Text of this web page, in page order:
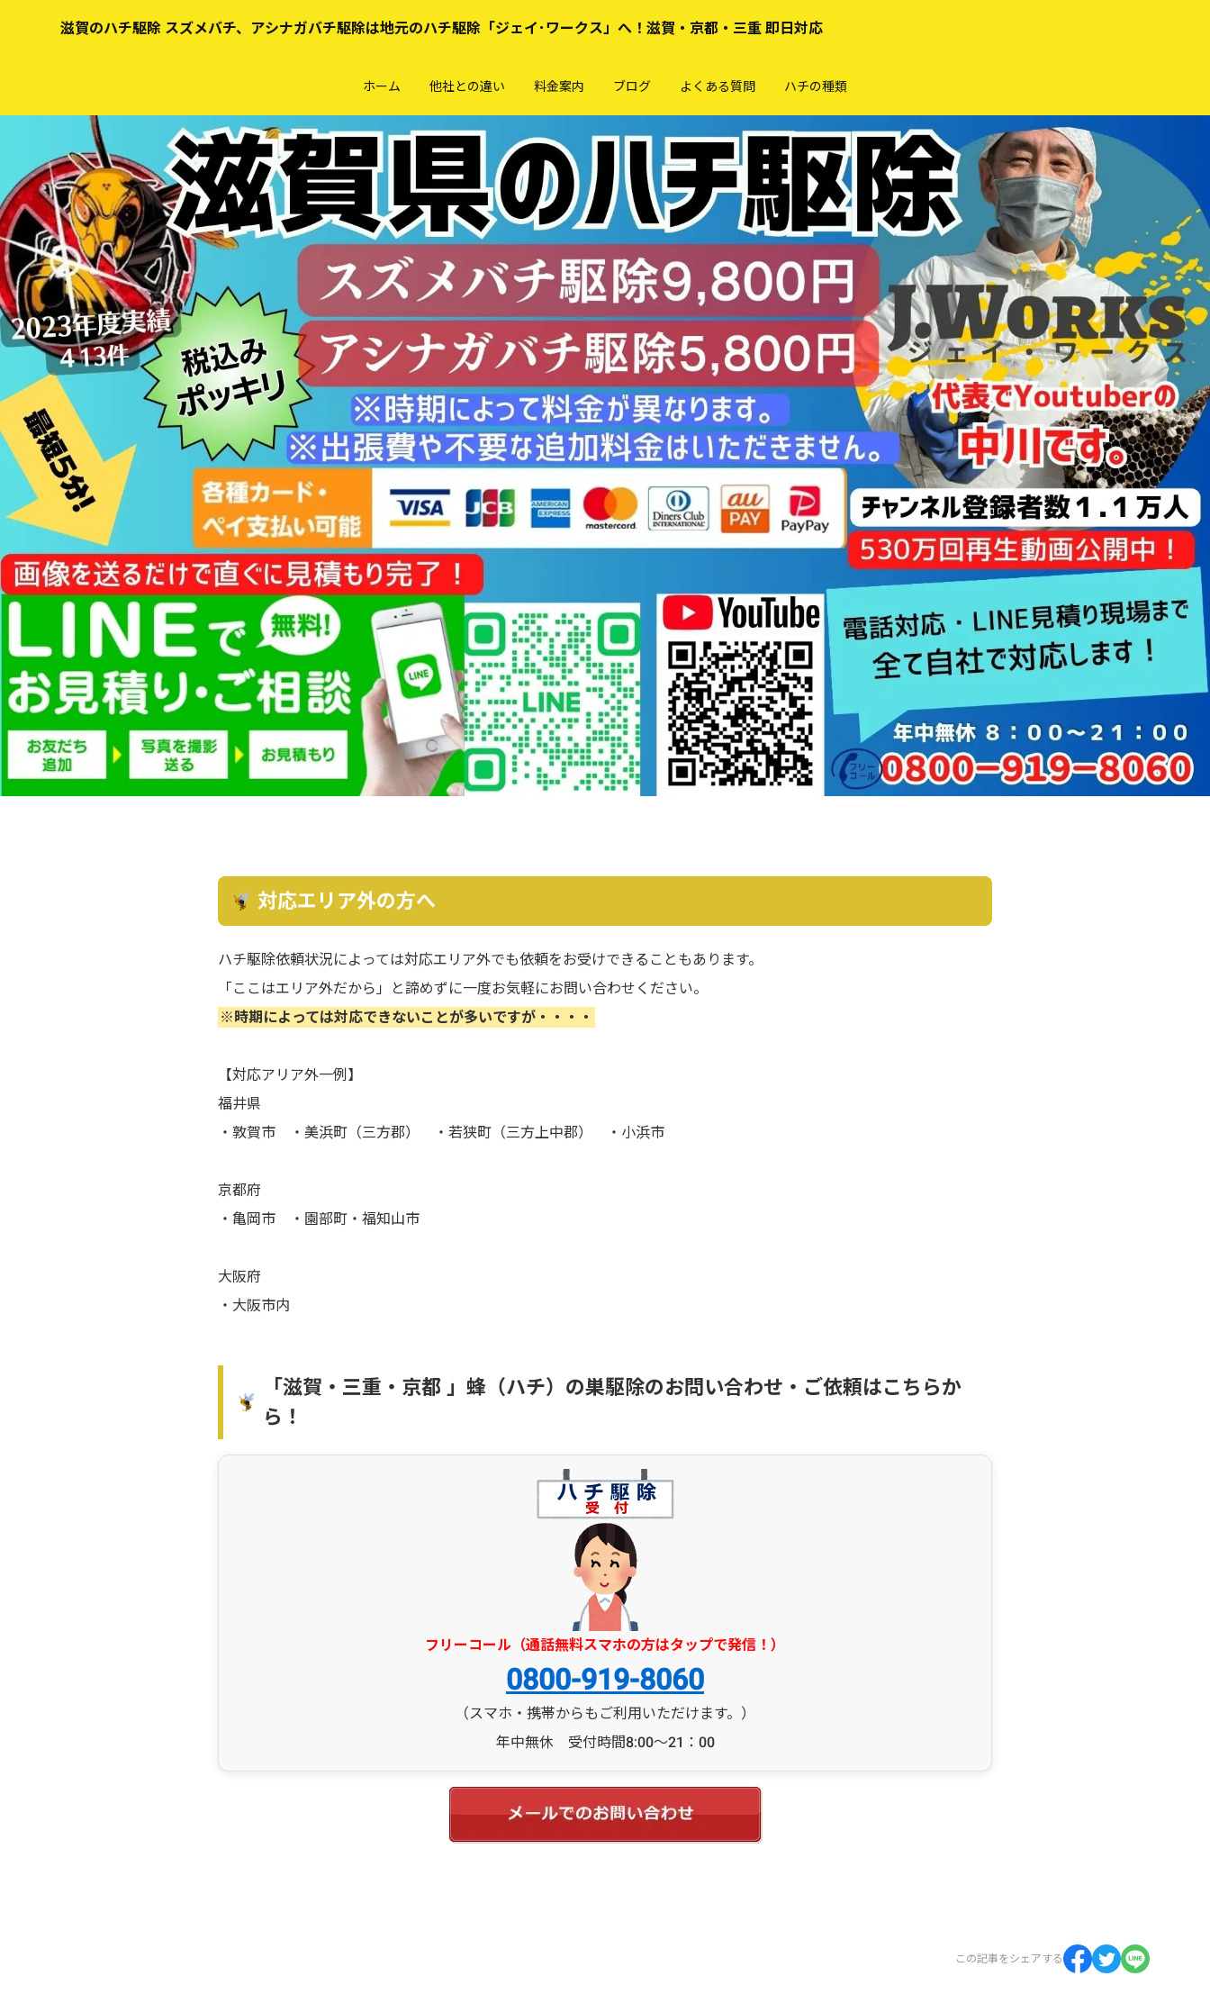
滋賀のハチ駆除 スズメバチ、アシナガバチ駆除は地元のハチ駆除「ジェイ･ワークス」へ！滋賀・京都・三重 即日対応
ホーム 他社との違い 料金案内 ブログ よくある質問 ハチの種類
対応エリア外の方へ
ハチ駆除依頼状況によっては対応エリア外でも依頼をお受けできることもあります。
「ここはエリア外だから」と諦めずに一度お気軽にお問い合わせください。
※時期によっては対応できないことが多いですが・・・・
【対応アリア外一例】
福井県
・敦賀市 ・美浜町（三方郡） ・若狭町（三方上中郡） ・小浜市
京都府
・亀岡市 ・園部町・福知山市
大阪府
・大阪市内
「滋賀・三重・京都 」蜂（ハチ）の巣駆除のお問い合わせ・ご依頼はこちらか
ら！
フリーコール（通話無料スマホの方はタップで発信！）
0800-919-8060
（スマホ・携帯からもご利用いただけます。）
年中無休 受付時間8:00～21：00
この記事をシェアする